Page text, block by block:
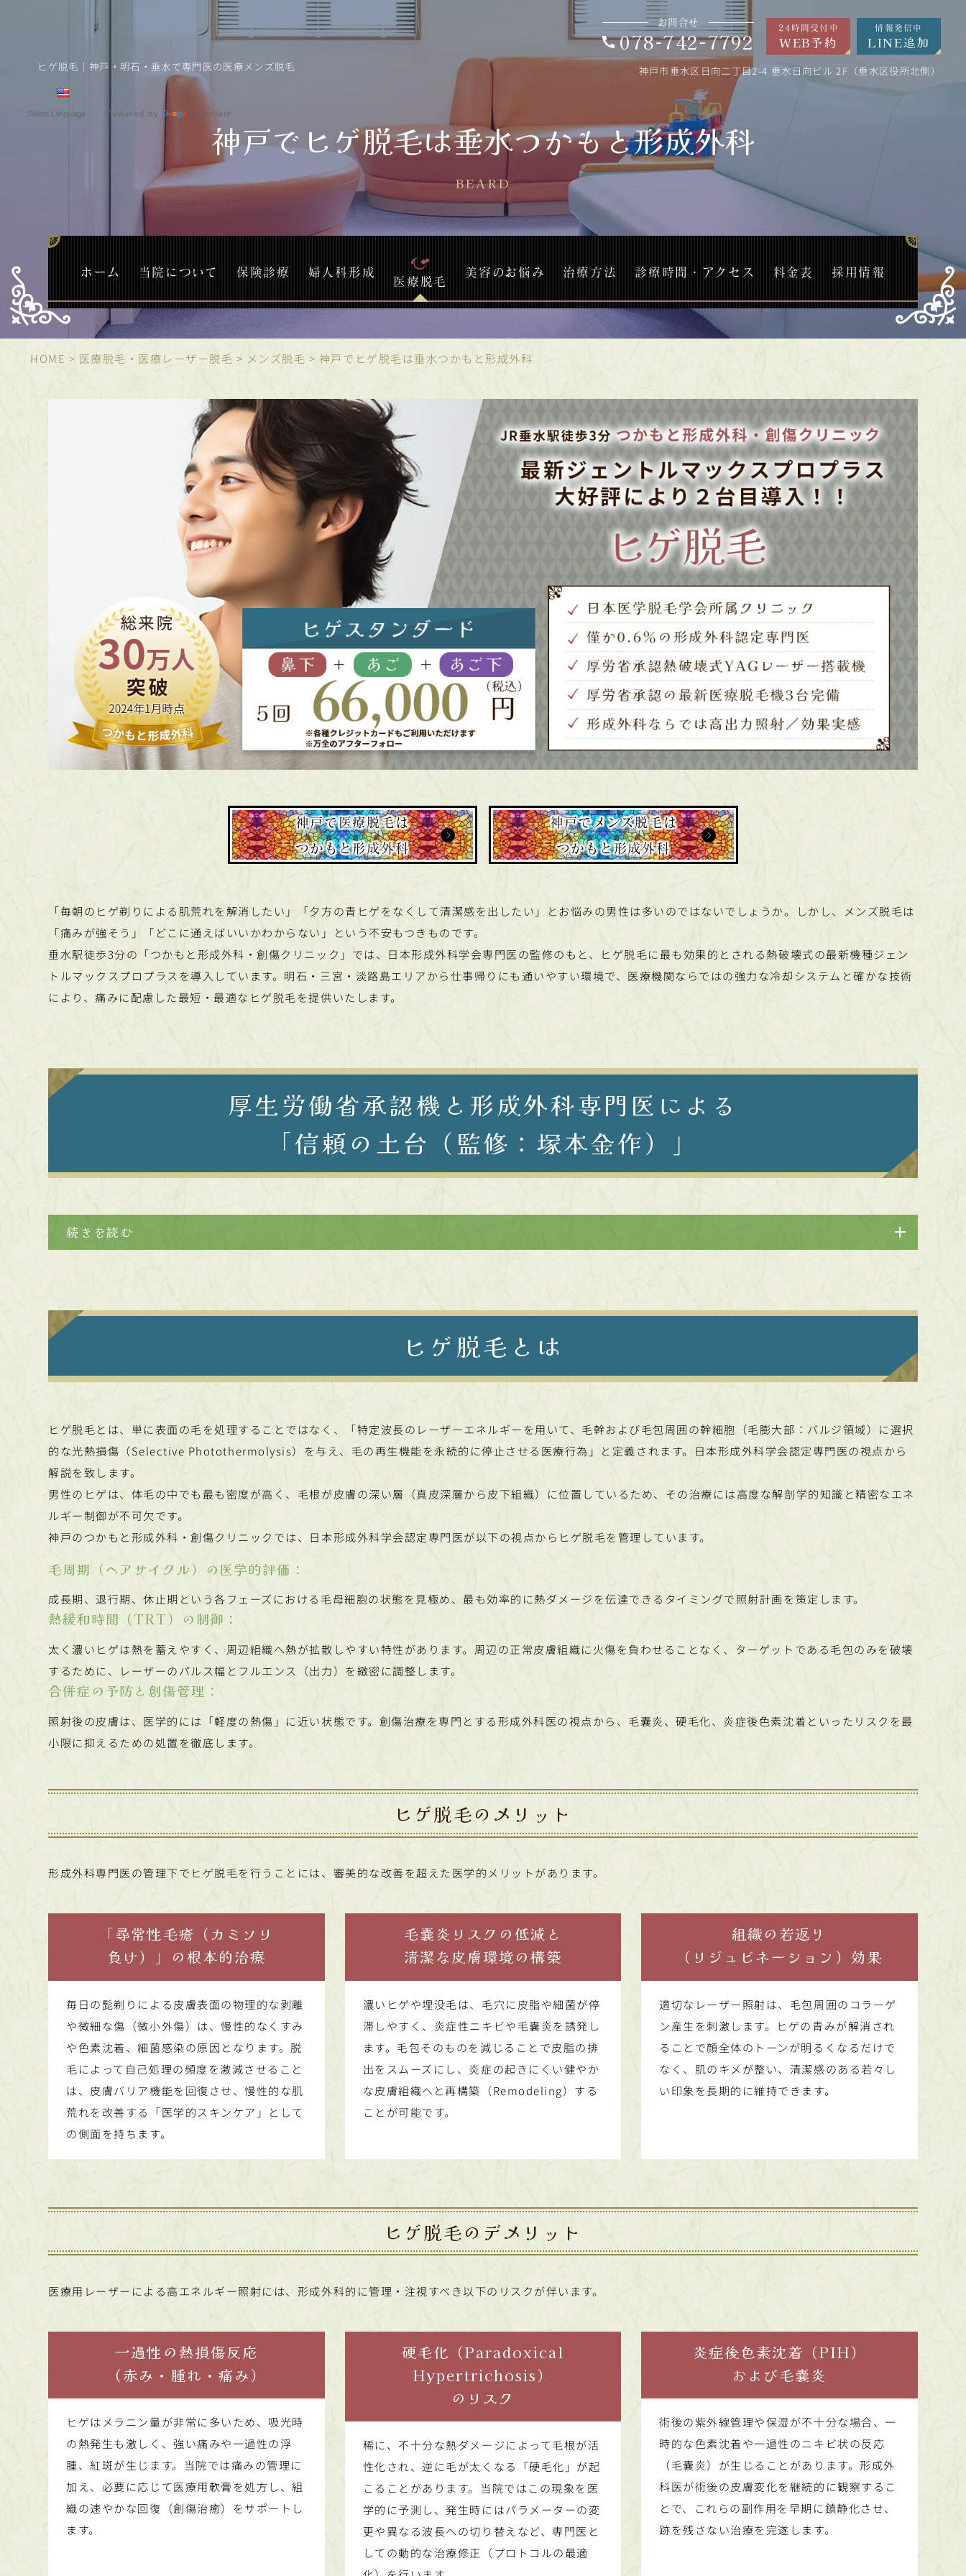
ヒゲ脱毛｜神戸・明石・垂水で専門医の医療メンズ脱毛
Powered by Translate
お問合せ
078-742-7792
24時間受付中
WEB予約
情報発信中
LINE追加
神戸市垂水区日向二丁目2-4 垂水日向ビル 2F（垂水区役所北側）
神戸でヒゲ脱毛は垂水つかもと形成外科
BEARD
HOME > 医療脱毛・医療レーザー脱毛 > メンズ脱毛 > 神戸でヒゲ脱毛は垂水つかもと形成外科
ホーム 当院について 保険診療 婦人科形成
医療脱毛
美容のお悩み 治療方法 診療時間・アクセス 料金表 採用情報
神戸で医療脱毛は
つかもと形成外科
神戸でメンズ脱毛は
つかもと形成外科
「毎朝のヒゲ剃りによる肌荒れを解消したい」「夕方の青ヒゲをなくして清潔感を出したい」とお悩みの男性は多いのではないでしょうか。しかし、メンズ脱毛は
「痛みが強そう」「どこに通えばいいかわからない」という不安もつきものです。
垂水駅徒歩3分の「つかもと形成外科・創傷クリニック」では、日本形成外科学会専門医の監修のもと、ヒゲ脱毛に最も効果的とされる熱破壊式の最新機種ジェン
トルマックスプロプラスを導入しています。明石・三宮・淡路島エリアから仕事帰りにも通いやすい環境で、医療機関ならではの強力な冷却システムと確かな技術
により、痛みに配慮した最短・最適なヒゲ脱毛を提供いたします。
厚生労働省承認機と形成外科専門医による
「信頼の土台 （監修：塚本金作）」
続きを読む
ヒゲ脱毛とは
ヒゲ脱毛とは、単に表面の毛を処理することではなく、「特定波長のレーザーエネルギーを用いて、毛幹および毛包周囲の幹細胞（毛膨大部：バルジ領域）に選択
的な光熱損傷（Selective Photothermolysis）を与え、毛の再生機能を永続的に停止させる医療行為」と定義されます。日本形成外科学会認定専門医の視点から
解説を致します。
男性のヒゲは、体毛の中でも最も密度が高く、毛根が皮膚の深い層（真皮深層から皮下組織）に位置しているため、その治療には高度な解剖学的知識と精密なエネ
ルギー制御が不可欠です。
神戸のつかもと形成外科・創傷クリニックでは、日本形成外科学会認定専門医が以下の視点からヒゲ脱毛を管理しています。
毛周期（ヘアサイクル）の医学的評価：
成長期、退行期、休止期という各フェーズにおける毛母細胞の状態を見極め、最も効率的に熱ダメージを伝達できるタイミングで照射計画を策定します。
熱緩和時間（TRT）の制御：
太く濃いヒゲは熱を蓄えやすく、周辺組織へ熱が拡散しやすい特性があります。周辺の正常皮膚組織に火傷を負わせることなく、ターゲットである毛包のみを破壊
するために、レーザーのパルス幅とフルエンス（出力）を緻密に調整します。
合併症の予防と創傷管理：
照射後の皮膚は、医学的には「軽度の熱傷」に近い状態です。創傷治療を専門とする形成外科医の視点から、毛嚢炎、硬毛化、炎症後色素沈着といったリスクを最
小限に抑えるための処置を徹底します。
ヒゲ脱毛のメリット
形成外科専門医の管理下でヒゲ脱毛を行うことには、審美的な改善を超えた医学的メリットがあります。
「尋常性毛瘡（カミソリ
負け）」の根本的治療
毎日の髭剃りによる皮膚表面の物理的な剥離
や微細な傷（微小外傷）は、慢性的なくすみ
や色素沈着、細菌感染の原因となります。脱
毛によって自己処理の頻度を激減させること
は、皮膚バリア機能を回復させ、慢性的な肌
荒れを改善する「医学的スキンケア」として
の側面を持ちます。
毛嚢炎リスクの低減と
清潔な皮膚環境の構築
濃いヒゲや埋没毛は、毛穴に皮脂や細菌が停
滞しやすく、炎症性ニキビや毛嚢炎を誘発し
ます。毛包そのものを減じることで皮脂の排
出をスムーズにし、炎症の起きにくい健やか
な皮膚組織へと再構築（Remodeling）する
ことが可能です。
組織の若返り
（リジュビネーション）効果
適切なレーザー照射は、毛包周囲のコラーゲ
ン産生を刺激します。ヒゲの青みが解消され
ることで顔全体のトーンが明るくなるだけで
なく、肌のキメが整い、清潔感のある若々し
い印象を長期的に維持できます。
ヒゲ脱毛のデメリット
医療用レーザーによる高エネルギー照射には、形成外科的に管理・注視すべき以下のリスクが伴います。
一過性の熱損傷反応
（赤み・腫れ・痛み）
ヒゲはメラニン量が非常に多いため、吸光時
の熱発生も激しく、強い痛みや一過性の浮
腫、紅斑が生じます。当院では痛みの管理に
加え、必要に応じて医療用軟膏を処方し、組
織の速やかな回復（創傷治癒）をサポートし
ます。
硬毛化（Paradoxical
Hypertrichosis）
のリスク
稀に、不十分な熱ダメージによって毛根が活
性化され、逆に毛が太くなる「硬毛化」が起
こることがあります。当院ではこの現象を医
学的に予測し、発生時にはパラメーターの変
更や異なる波長への切り替えなど、専門医と
しての動的な治療修正（プロトコルの最適
炎症後色素沈着（PIH）
および毛嚢炎
術後の紫外線管理や保湿が不十分な場合、一
時的な色素沈着や一過性のニキビ状の反応
（毛嚢炎）が生じることがあります。形成外
科医が術後の皮膚変化を継続的に観察するこ
とで、これらの副作用を早期に鎮静化させ、
跡を残さない治療を完遂します。